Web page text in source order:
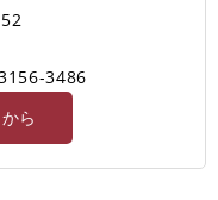
3486
ら